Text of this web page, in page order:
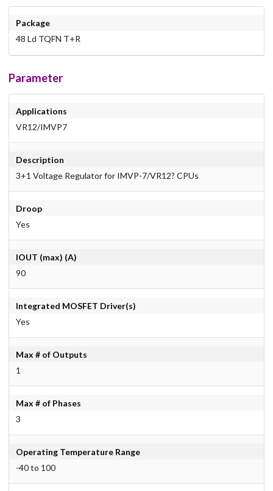
Package
48 Ld TQFN T+R
Parameter
Applications
VR12/IMVP7
Description
3+1 Voltage Regulator for IMVP-7/VR12? CPUs
Droop
Yes
IOUT (max) (A)
90
Integrated MOSFET Driver(s)
Yes
Max # of Outputs
1
Max # of Phases
3
Operating Temperature Range
-40 to 100